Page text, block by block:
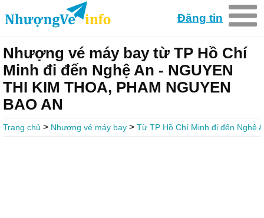
Đăng tin
Nhượng vé máy bay từ TP Hồ Chí
Minh đi đến Nghệ An - NGUYEN
THI KIM THOA, PHAM NGUYEN
BAO AN
Trang chủ > Nhượng vé máy bay > Từ TP Hồ Chí Minh đi đến Nghệ